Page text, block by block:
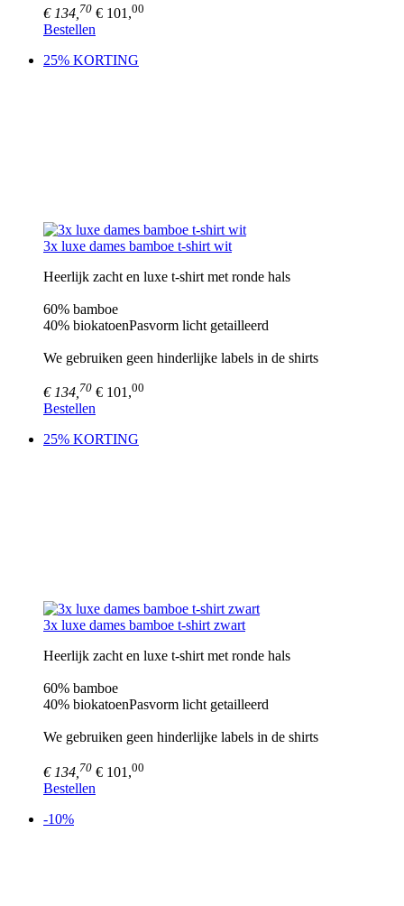
€ 134, 70 € 101,00
Bestellen
25% KORTING
3x luxe dames bamboe t-shirt wit
Heerlijk zacht en luxe t-shirt met ronde hals
60% bamboe
40% biokatoenPasvorm licht getailleerd
We gebruiken geen hinderlijke labels in de shirts
€ 134, 70 € 101,00
Bestellen
25% KORTING
3x luxe dames bamboe t-shirt zwart
Heerlijk zacht en luxe t-shirt met ronde hals
60% bamboe
40% biokatoenPasvorm licht getailleerd
We gebruiken geen hinderlijke labels in de shirts
€ 134, 70 € 101,00
Bestellen
-10%